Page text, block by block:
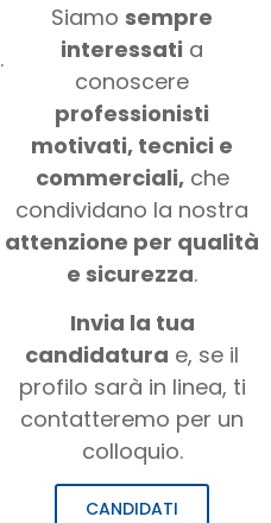
.
Siamo sempre
interessati a
conoscere
professionisti
motivati, tecnici e
commerciali,che
condividano la nostra
attenzione per qualità
e sicurezza.
Invia la tua
candidatura e, se il
profilo sarà in linea, ti
contatteremo per un
colloquio.
CANDIDATI